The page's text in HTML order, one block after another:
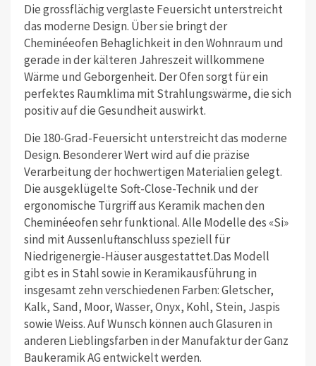
Die grossflächig verglaste Feuersicht unterstreicht
das moderne Design. Über sie bringt der
Cheminéeofen Behaglichkeit in den Wohnraum und
gerade in der kälteren Jahreszeit willkommene
Wärme und Geborgenheit. Der Ofen sorgt für ein
perfektes Raumklima mit Strahlungswärme, die sich
positiv auf die Gesundheit auswirkt.
Die 180-Grad-Feuersicht unterstreicht das moderne
Design. Besonderer Wert wird auf die präzise
Verarbeitung der hochwertigen Materialien gelegt.
Die ausgeklügelte Soft-Close-Technik und der
ergonomische Türgriff aus Keramik machen den
Cheminéeofen sehr funktional. Alle Modelle des «Si»
sind mit Aussenluftanschluss speziell für
Niedrigenergie-Häuser ausgestattet.Das Modell
gibt es in Stahl sowie in Keramik­ausführung in
insgesamt zehn verschiedenen Farben: Gletscher,
Kalk, Sand, Moor, Wasser, Onyx, Kohl, Stein, Jaspis
sowie Weiss. Auf Wunsch können auch Glasuren in
anderen Lieblingsfarben in der Manufaktur der Ganz
Baukeramik AG entwickelt werden.